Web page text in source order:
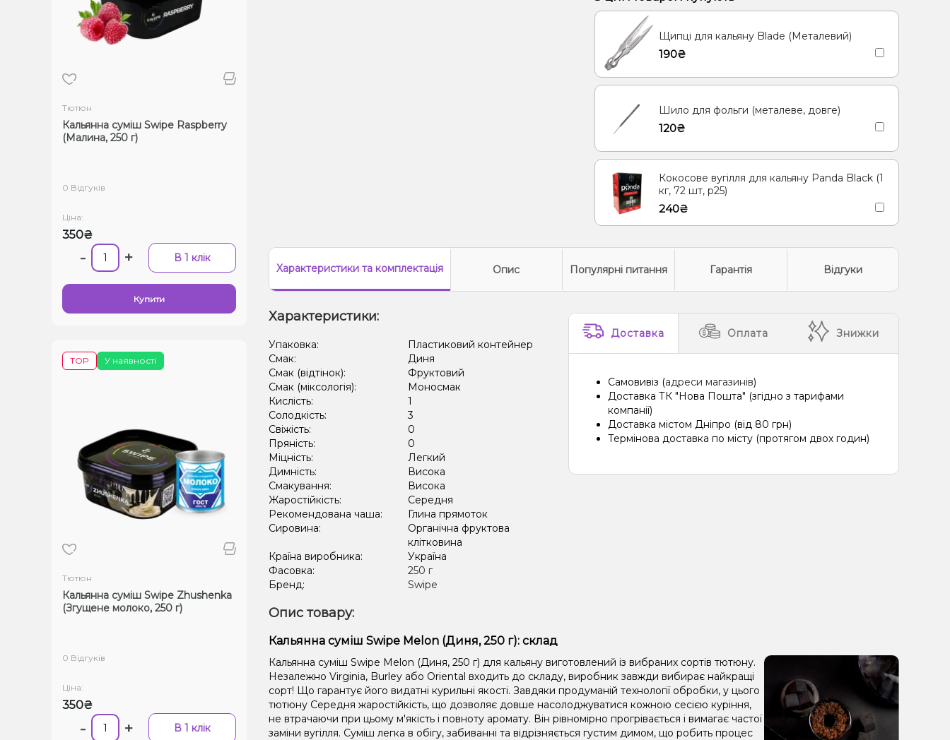
Тютюн
Кальянна суміш Swipe Raspberry
(Малина, 250 г)
0 Відгуків
Ціна:
350₴
- + В 1 клік
Купити
У наявності
TOP
Тютюн
Кальянна суміш Swipe Zhushenka
(Згущене молоко, 250 г)
0 Відгуків
Ціна:
350₴
- + В 1 клік
Енергетик
Яблуко Кокос, Молоко
Морозиво, Ягоди
Лід/Холодок
Кориця
Груша/Дюшес
Полуниця, Молоко
Ялинка, Мандарин
Щипці для кальяну Blade (Металевий)
190₴
Шило для фольги (металеве, довге)
120₴
Кокосове вугілля для кальяну Panda Black (1
кг, 72 шт, р25)
240₴
Характеристикита комплектація Опис Популярні питання Гарантія Відгуки
Характеристики:
Упаковка:
Пластиковий контейнер
Смак:
Диня
Смак (відтінок):
Фруктовий
Смак (міксологія):
Моносмак
Кислість:
1
Солодкість:
3
Свіжість:
0
Пряність:
0
Міцність:
Легкий
Димність:
Висока
Смакування:
Висока
Жаростійкість:
Середня
Рекомендована чаша:
Глина прямоток
Сировина:
Органічна фруктова
клітковина
Країна виробника:
Україна
Фасовка:
250 г
Бренд:
Swipe
Доставка Оплата Знижки
Самовивіз (адреси магазинів)
Доставка ТК "Нова Пошта" (згідно з тарифами
компанії)
Доставка містом Дніпро (від 80 грн)
Термінова доставка по місту (протягом двох годин)
Опис товару:
Кальянна суміш Swipe Melon (Диня, 250 г): склад
Кальянна суміш Swipe Melon (Диня, 250 г) для кальяну виготовлений із вибраних сортів тютюну.
Незалежно Virginia, Burley або Oriental входить до складу, виробник завжди вибирає найкращі
сорт! Що гарантує його видатні курильні якості. Завдяки продуманій технології обробки, у цього
тютюну Середня жаростійкість, що дозволяє довше насолоджуватися кожною сесією куріння,
не втрачаючи при цьому м'якість і повноту аромату. Він рівномірно прогрівається і вимагає частої
заміни вугілля. Суміш легка в обігу, забиванні та відрізняється густим димом, що робить процес